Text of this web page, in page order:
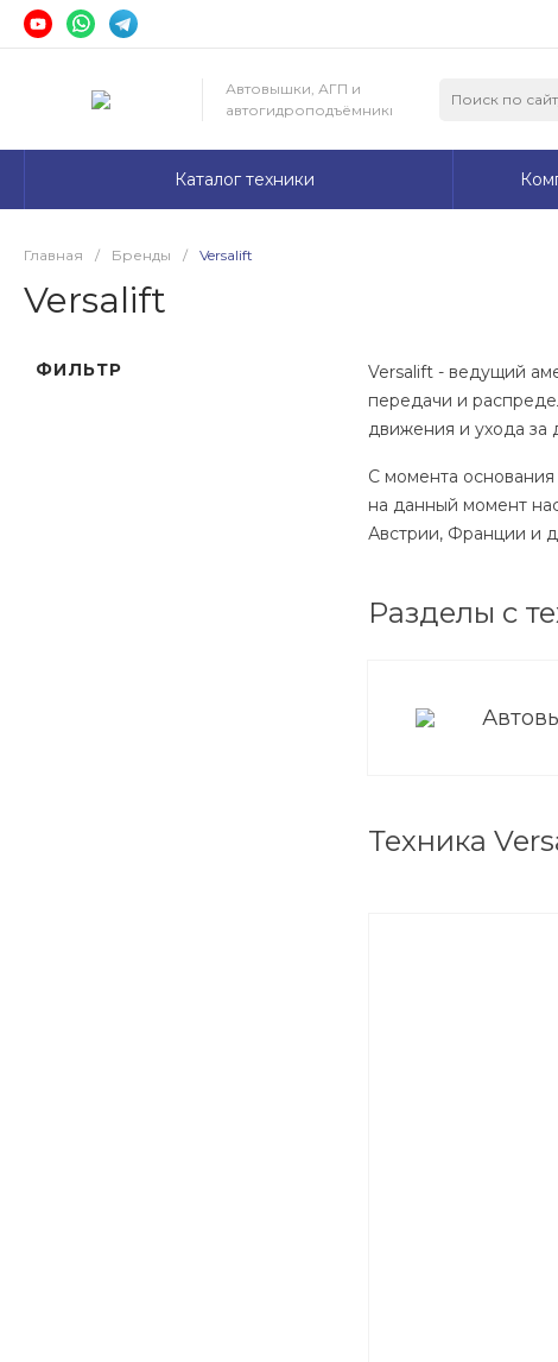
Автовышки, АГП и
автогидроподъёмники
Каталог техники
Главная / Бренды / Versalift
Versalift
ФИЛЬТР
Versalift - ведущий
передачи и
движения и ухода за
С момента
на данный момент
Австрии, Франции и
Разделы с
Техника